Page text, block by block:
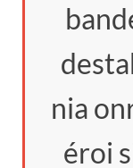
nia
éroi